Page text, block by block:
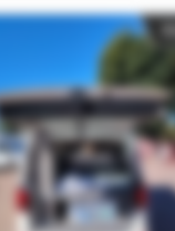
Formplast GmbH
GmbH Formplast
Formplast GmbH
GmbH Formplast